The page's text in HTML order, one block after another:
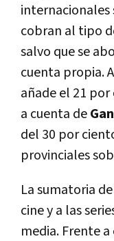
internacionales
cobran al tipo
salvo que se
cuenta propia.
añade el 21
a cuenta de
del 30 por
provinciales
La sumatoria
cine y a las
media. Frente